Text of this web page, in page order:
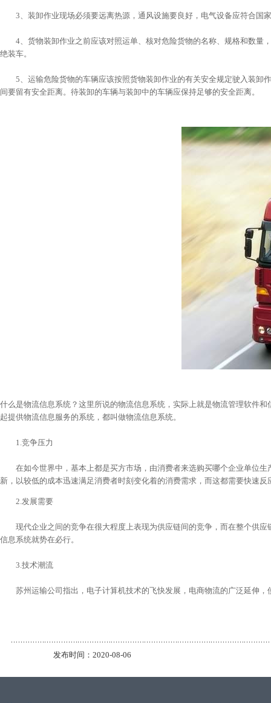
3、装卸作业现场必须要远离热源，通风设施要良好，电气设备应符合国
4、货物装卸作业之前应该对照运单、核对危险货物的名称、规格和数量
绝装车。
5、运输危险货物的车辆应该按照货物装卸作业的有关安全规定驶入装卸
间要留有安全距离。待装卸的车辆与装卸中的车辆应保持足够的安全距离。
什么是物流信息系统？这里所说的物流信息系统，实际上就是物流管理软件
起提供物流信息服务的系统，都叫做物流信息系统。
1.竞争压力
在如今世界中，基本上都是买方市场，由消费者来选购买哪个企业单位生
新，以较低的成本迅速满足消费者时刻变化着的消费需求，而这都需要快速
2.发展需要
现代企业之间的竞争在很大程度上表现为供应链间的竞争，而在整个供应
信息系统就势在必行。
3.技术潮流
苏州运输公司指出，电子计算机技术的飞快发展，电商物流的广泛延伸，
发布时间：2020-08-06